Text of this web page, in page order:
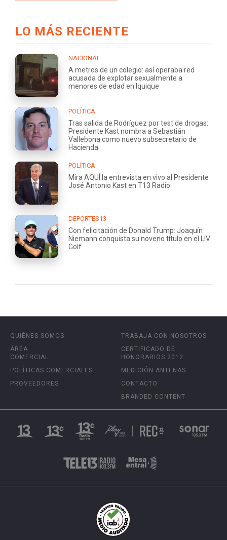
LO MÁS RECIENTE
NACIONAL
A metros de un colegio: así operaba red
acusada de explotar sexualmente a
menores de edad en Iquique
POLÍTICA
Tras salida de Rodríguez por test de drogas:
Presidente Kast nombra a Sebastián
Vallebona como nuevo subsecretario de
Hacienda
POLÍTICA
Mira AQUÍ la entrevista en vivo al Presidente
José Antonio Kast en T13 Radio
DEPORTES13
Con felicitación de Donald Trump: Joaquín
Niemann conquista su noveno título en el LIV
Golf
QUIÉNES SOMOS
ÁREA
COMERCIAL
POLÍTICAS COMERCIALES
PROVEEDORES
TRABAJA CON NOSOTROS
CERTIFICADO DE
HONORARIOS 2012
MEDICIÓN ANTENAS
CONTACTO
BRANDED CONTENT